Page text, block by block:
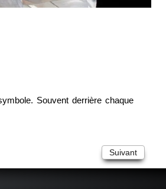
Souvent derrière chaque
Suivant